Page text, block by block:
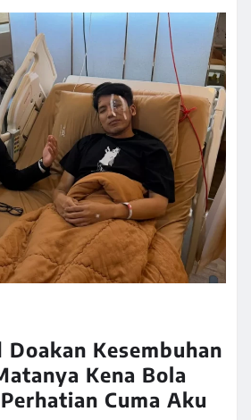
Kesembuhan
Kena Bola
Cuma Aku